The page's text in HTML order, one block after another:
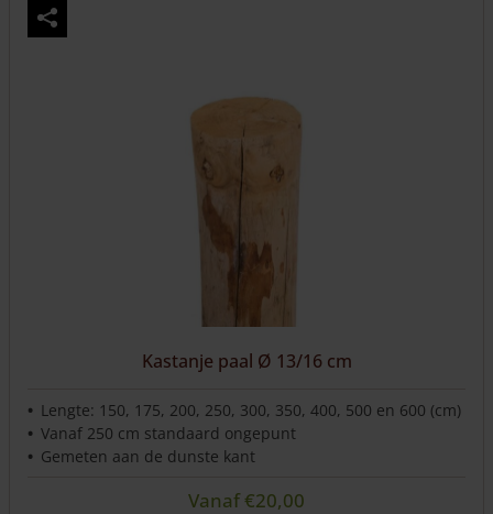
Kastanje paal Ø 13/16 cm
Lengte: 150, 175, 200, 250, 300, 350, 400, 500 en 600 (cm)
Vanaf 250 cm standaard ongepunt
Gemeten aan de dunste kant
Vanaf€20,00